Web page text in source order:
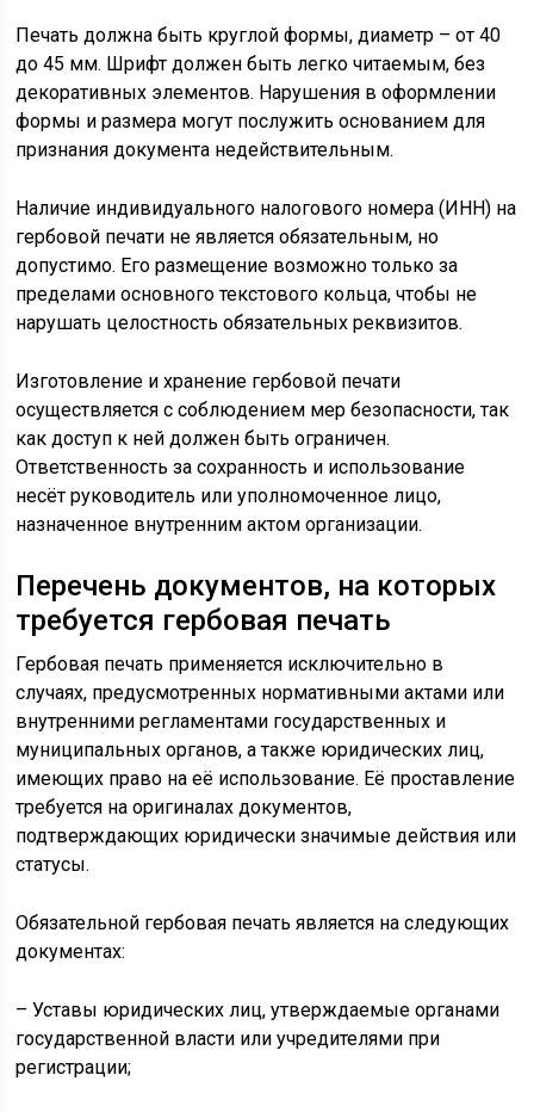
Печать должна быть круглой формы, диаметр – от 40
до 45 мм. Шрифт должен быть легко читаемым, без
декоративных элементов. Нарушения в оформлении
формы и размера могут послужить основанием для
признания документа недействительным.
Наличие индивидуального налогового номера (ИНН) на
гербовой печати не является обязательным, но
допустимо. Его размещение возможно только за
пределами основного текстового кольца, чтобы не
нарушать целостность обязательных реквизитов.
Изготовление и хранение гербовой печати
осуществляется с соблюдением мер безопасности, так
как доступ к ней должен быть ограничен.
Ответственность за сохранность и использование
несёт руководитель или уполномоченное лицо,
назначенное внутренним актом организации.
Перечень документов, на которых
требуется гербовая печать
Гербовая печать применяется исключительно в
случаях, предусмотренных нормативными актами или
внутренними регламентами государственных и
муниципальных органов, а также юридических лиц,
имеющих право на её использование. Её проставление
требуется на оригиналах документов,
подтверждающих юридически значимые действия или
статусы.
Обязательной гербовая печать является на следующих
документах:
– Уставы юридических лиц, утверждаемые органами
государственной власти или учредителями при
регистрации;